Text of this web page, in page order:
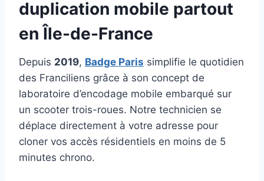
duplication mobile partout
en Île-de-France
Depuis 2019, Badge Paris simplifie le quotidien
des Franciliens grâce à son concept de
laboratoire d’encodage mobile embarqué sur
un scooter trois-roues. Notre technicien se
déplace directement à votre adresse pour
cloner vos accès résidentiels en moins de 5
minutes chrono.